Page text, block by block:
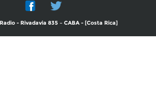
- Rivadavia 835 – CABA - [Costa Rica]